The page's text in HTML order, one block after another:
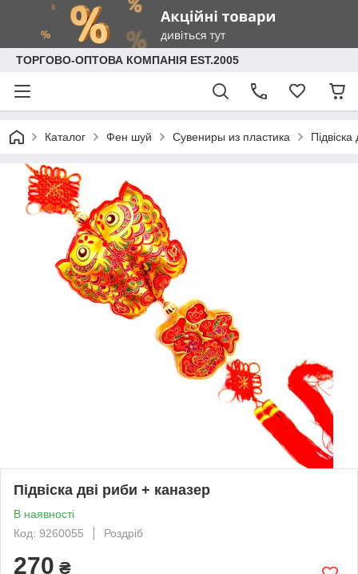
ТОРГОВО-ОПТОВА КОМПАНІЯ EST.2005
Каталог Фен шуй Сувениры из пластика
Підвіска дві риби + каназер
В наявності
Код: 9260055
Роздріб
270 ₴